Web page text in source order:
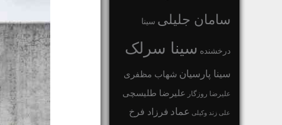
سامان جلیلی سینا
درخشنده سینا سرلک
سینا پارسیان شهاب مظفری
علیرضا روزگار علیرضا طلیسچی
علی زند وکیلی عماد فرزاد فرخ